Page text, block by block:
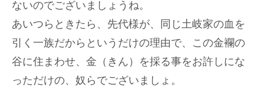
サ
イ
ト
へ
絵
買
ないのでございましょうね。
あいつらときたら、先代様が、同じ土岐家の血を
引く一族だからというだけの理由で、この金襴の
谷に住まわせ、金（きん）を採る事をお許しにな
っただけの、奴らでございましょ。